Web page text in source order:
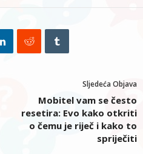
Sljedeća Objava
Mobitel vam se često
resetira: Evo kako otkriti
o čemu je riječ i kako to
spriječiti